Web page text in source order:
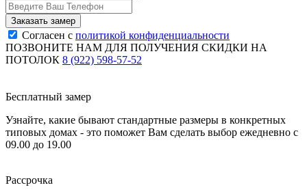
Согласен с политикой конфиденциальности
ПОЗВОНИТЕ НАМ ДЛЯ ПОЛУЧЕНИЯ СКИДКИ НА
ПОТОЛОК 8 (922) 598-57-52
Бесплатный замер
Узнайте, какие бывают стандартные размеры в конкретных
типовых домах - это поможет Вам сделать выбор ежедневно с
09.00 до 19.00
Рассрочка